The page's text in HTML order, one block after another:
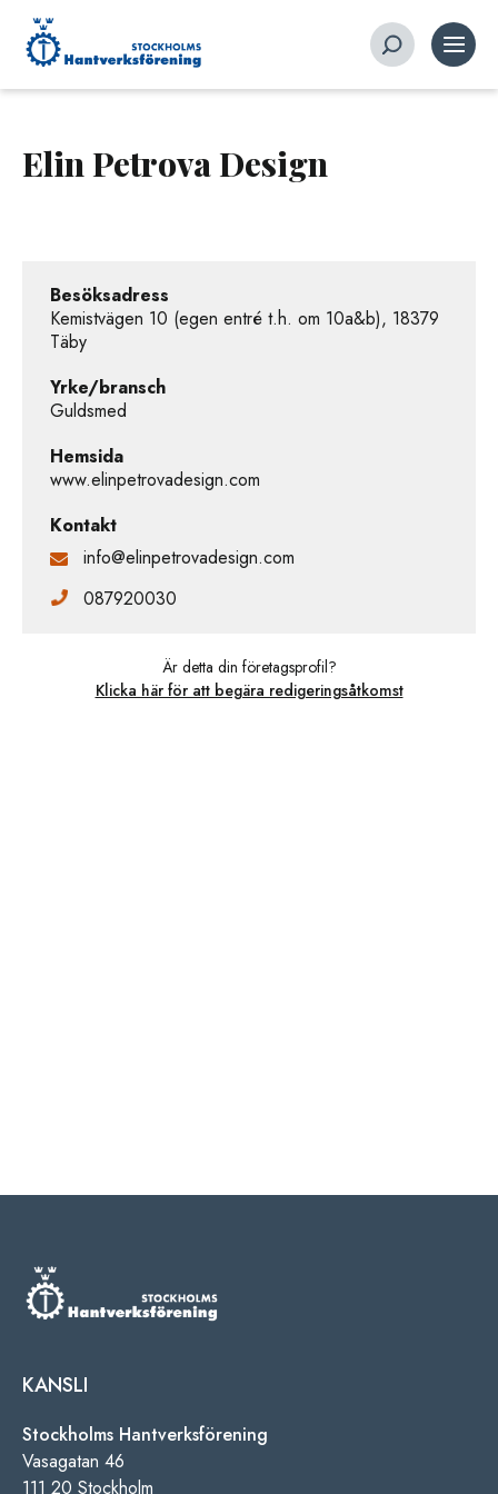
Elin Petrova Design
Besöksadress
Kemistvägen 10 (egen entré t.h. om 10a&b), 18379
Täby
Yrke/bransch
Guldsmed
Hemsida
www.elinpetrovadesign.com
Kontakt
info@elinpetrovadesign.com
087920030
Är detta din företagsprofil?
Klicka här för att begära redigeringsåtkomst
KANSLI
Stockholms Hantverksförening
Vasagatan 46
111 20 Stockholm